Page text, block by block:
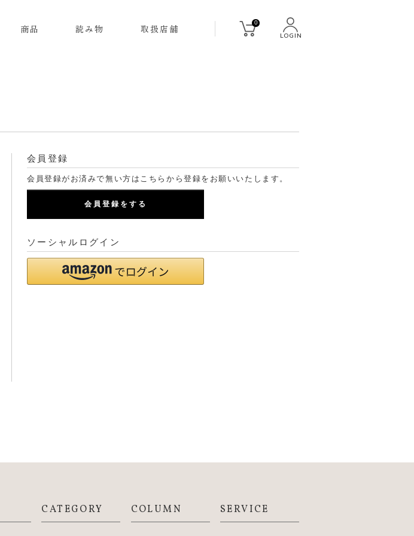
商品 読み物 取扱店舗
0
LOGIN
会員登録
会員登録がお済みで無い方はこちらから登録をお願いいたします。
会員登録をする
ソーシャルログイン
CATEGORY COLUMN SERVICE